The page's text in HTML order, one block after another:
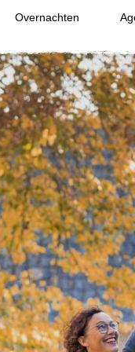
Overnachten